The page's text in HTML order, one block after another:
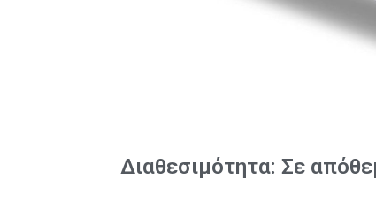
Διαθεσιμότητα: Σε